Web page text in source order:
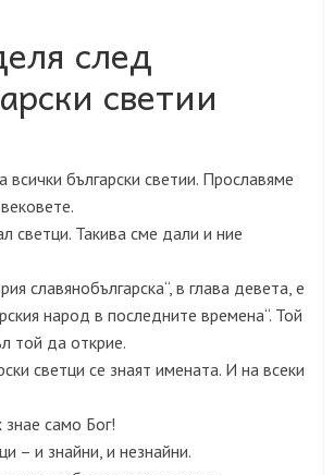
след
светии
български светии. Прославяме
светци. Такива сме дали и ние
славянобългарска“, в глава девета, е
народ в последните времена“. Той
той да открие.
светци се знаят имената. И на всеки
само Бог!
– и знайни, и незнайни.